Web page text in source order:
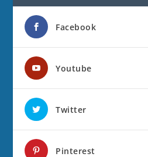
Facebook
Youtube
Twitter
Pinterest